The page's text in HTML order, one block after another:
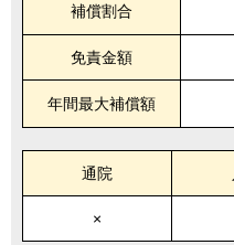
補償割合
免責金額
年間最大補償額
通院
×